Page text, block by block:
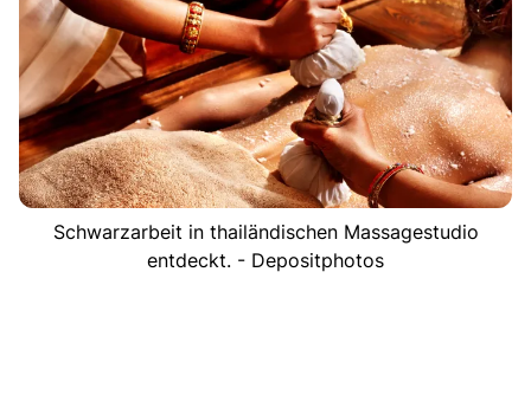
Schwarzarbeit in thailändischen Massagestudio
entdeckt. - Depositphotos